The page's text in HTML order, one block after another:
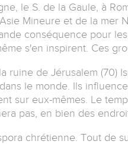
le S. de la Gaule, à
Mineure et de la mer
conséquence pour
s'en inspirent. Ces
ruine de Jérusalem (70)
le monde. Ils
sur eux-mêmes. Le
pas, en bien des
chrétienne. Tout de